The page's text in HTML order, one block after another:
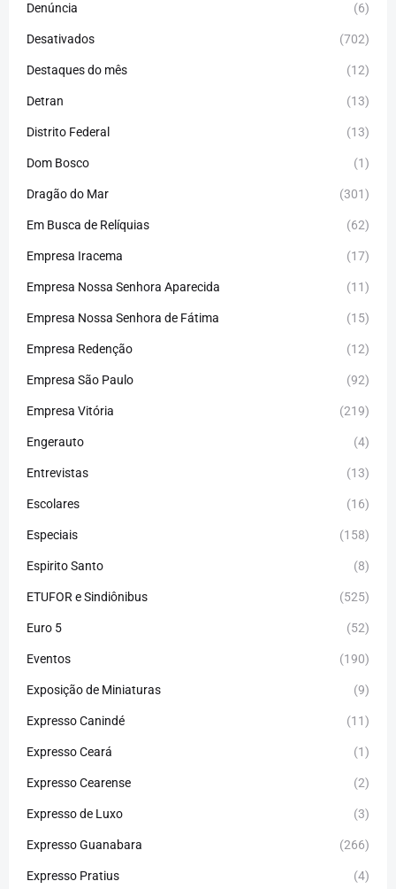
Denúncia (6)
Desativados (702)
Destaques do mês (12)
Detran (13)
Distrito Federal (13)
Dom Bosco (1)
Dragão do Mar (301)
Em Busca de Relíquias (62)
Empresa Iracema (17)
Empresa Nossa Senhora Aparecida (11)
Empresa Nossa Senhora de Fátima (15)
Empresa Redenção (12)
Empresa São Paulo (92)
Empresa Vitória (219)
Engerauto (4)
Entrevistas (13)
Escolares (16)
Especiais (158)
Espirito Santo (8)
ETUFOR e Sindiônibus (525)
Euro 5 (52)
Eventos (190)
Exposição de Miniaturas (9)
Expresso Canindé (11)
Expresso Ceará (1)
Expresso Cearense (2)
Expresso de Luxo (3)
Expresso Guanabara (266)
Expresso Pratius (4)